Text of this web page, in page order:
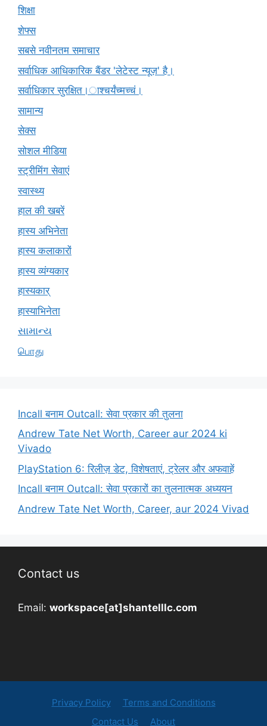
शिक्षा
शेफ्स
सबसे नवीनतम समाचार
सर्वाधिक आधिकारिक बैंडर 'लेटेस्ट न्यूज़' है।
सर्वाधिकार सुरक्षित।ाश्चर्यंच्मच्चं।
सामान्य
सेक्स
सोशल मीडिया
स्ट्रीमिंग सेवाएं
स्वास्थ्य
हाल की खबरें
हास्य अभिनेता
हास्य कलाकारों
हास्य व्यंग्यकार
हास्यकार्
हास्याभिनेता
સામાન્ય
பொது
Incall बनाम Outcall: सेवा प्रकार की तुलना
Andrew Tate Net Worth, Career aur 2024 ki
Vivado
PlayStation 6: रिलीज़ डेट, विशेषताएं, ट्रेलर और अफवाहें
Incall बनाम Outcall: सेवा प्रकारों का तुलनात्मक अध्ययन
Andrew Tate Net Worth, Career, aur 2024 Vivad
Contact us
Email: workspace[at]shantelllc.com
Privacy Policy
Terms and Conditions
Contact Us
About